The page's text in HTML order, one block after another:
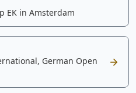
EK in Amsterdam
German Open